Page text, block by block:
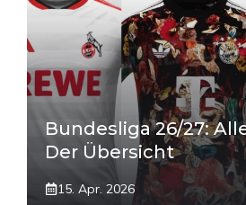
Bundesliga 26/27:
Der Übersicht
15. Apr. 2026